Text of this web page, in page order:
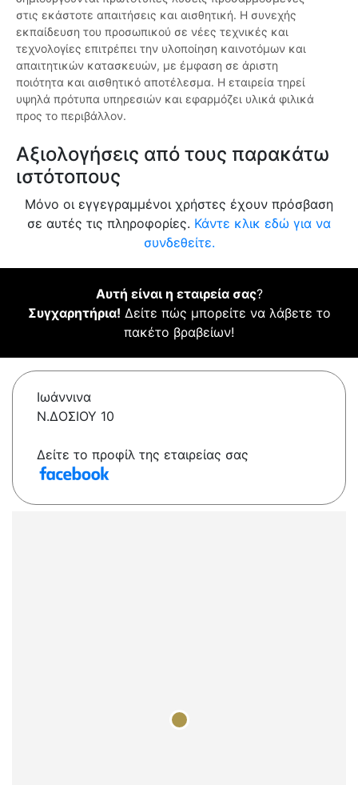
στις εκάστοτε απαιτήσεις και αισθητική. Η συνεχής
εκπαίδευση του προσωπικού σε νέες τεχνικές και
τεχνολογίες επιτρέπει την υλοποίηση καινοτόμων και
απαιτητικών κατασκευών, με έμφαση σε άριστη
ποιότητα και αισθητικό αποτέλεσμα. Η εταιρεία τηρεί
υψηλά πρότυπα υπηρεσιών και εφαρμόζει υλικά φιλικά
προς το περιβάλλον.
Αξιολογήσεις από τους παρακάτω
ιστότοπους
Μόνο οι εγγεγραμμένοι χρήστες έχουν πρόσβαση
σε αυτές τις πληροφορίες. Κάντε κλικ εδώ για να
συνδεθείτε.
Αυτή είναι η εταιρεία σας?
Συγχαρητήρια! Δείτε πώς μπορείτε να λάβετε το
πακέτο βραβείων!
Ιωάννινα
Ν.ΔΟΣΙΟΥ 10
Δείτε το προφίλ της εταιρείας σας